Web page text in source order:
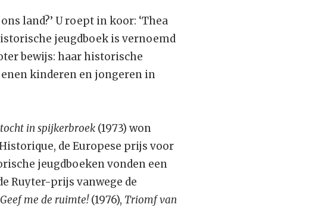
land?’ U roept in koor: ‘Thea
jeugdboek is vernoemd
bewijs: haar historische
kinderen en jongeren in
in spijkerbroek(1973) won
de Europese prijs voor
jeugdboeken vonden een
Ruyter-prijs vanwege de
Geef me de ruimte!(1976), Triomf van